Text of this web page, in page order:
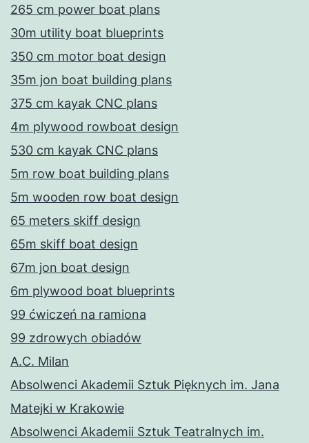
265 cm power boat plans
30m utility boat blueprints
350 cm motor boat design
35m jon boat building plans
375 cm kayak CNC plans
4m plywood rowboat design
530 cm kayak CNC plans
5m row boat building plans
5m wooden row boat design
65 meters skiff design
65m skiff boat design
67m jon boat design
6m plywood boat blueprints
99 ćwiczeń na ramiona
99 zdrowych obiadów
A.C. Milan
Absolwenci Akademii Sztuk Pięknych im. Jana
Matejki w Krakowie
Absolwenci Akademii Sztuk Teatralnych im.